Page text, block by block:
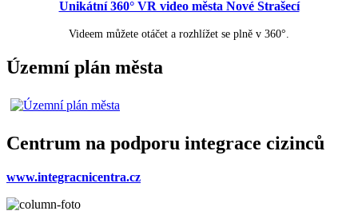
Unikátní 360° VR video města Nové Strašecí
Videem můžete otáčet a rozhlížet se plně v 360°.
Územní plán města
Centrum na podporu integrace cizinců
www.integracnicentra.cz